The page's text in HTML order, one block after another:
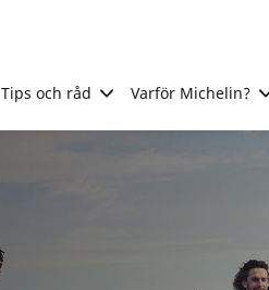
Tips och råd Varför Michelin?